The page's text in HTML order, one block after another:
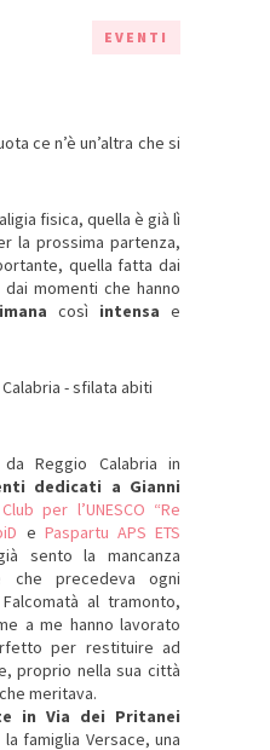
EVENTI
ce n’è un’altra che si
fisica, quella è già lì
la prossima partenza,
quella fatta dai
momenti che hanno
così intensa e
Reggio Calabria in
dedicati a Gianni
Club per l’UNESCO “Re
e Paspartu APS ETS
sento la mancanza
che precedeva ogni
al tramonto,
a me hanno lavorato
per restituire ad
proprio nella sua città
meritava.
in Via dei Pritanei
famiglia Versace, una